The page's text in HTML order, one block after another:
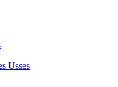
Usses